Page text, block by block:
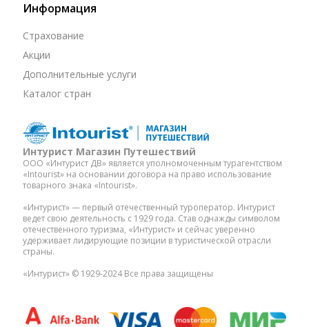
Информация
Страхование
Акции
Дополнительные услуги
Каталог стран
Интурист Магазин Путешествий
ООО «Интурист ДВ» является уполномоченным турагентством
«Intourist» на основании договора на право использование
товарного знака «Intourist».
«Интурист» — первый отечественный туроператор. Интурист
ведет свою деятельность с 1929 года. Став однажды символом
отечественного туризма, «Интурист» и сейчас уверенно
удерживает лидирующие позиции в туристической отрасли
страны.
«Интурист» © 1929-2024 Все права защищены